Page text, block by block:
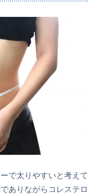
で太りやすいと考えて
ありながらコレステロ